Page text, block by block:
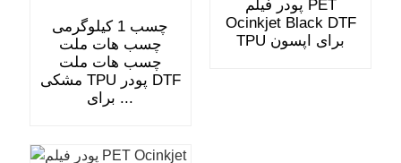
چسب 1 کیلوگرمی
چسب هات ملت
چسب هات ملت
مشکی TPU پودر DTF
برای ...
پودر فیلم PET
Ocinkjet Black DTF
TPU برای اپسون